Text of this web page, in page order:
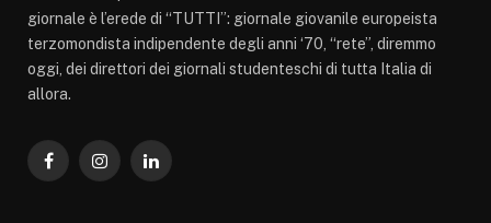
giornale è l’erede di “TUTTI”: giornale giovanile europeista
terzomondista indipendente degli anni ‘70, “rete”, diremmo
oggi, dei direttori dei giornali studenteschi di tutta Italia di
allora.
FacebookInstagramLinkedIn